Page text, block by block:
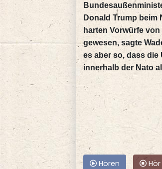
Donald Trump beim
harten Vorwürfe
gewesen, sagte
es aber so, dass
innerhalb der Nato
Hören